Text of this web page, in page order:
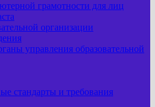
грамотности для лиц
организации
управления образовательной
стандарты и требования